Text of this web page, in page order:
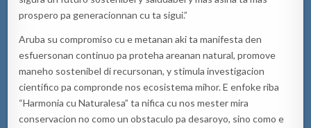
prospero pa generacionnan cu ta sigui.”
Aruba su compromiso cu e metanan aki ta manifesta den
esfuersonan continuo pa proteha areanan natural, promove
maneho sostenibel di recursonan, y stimula investigacion
cientifico pa compronde nos ecosistema mihor. E enfoke riba
“Harmonia cu Naturalesa” ta nifica cu nos mester mira
conservacion no como un obstaculo pa desaroyo, sino como e